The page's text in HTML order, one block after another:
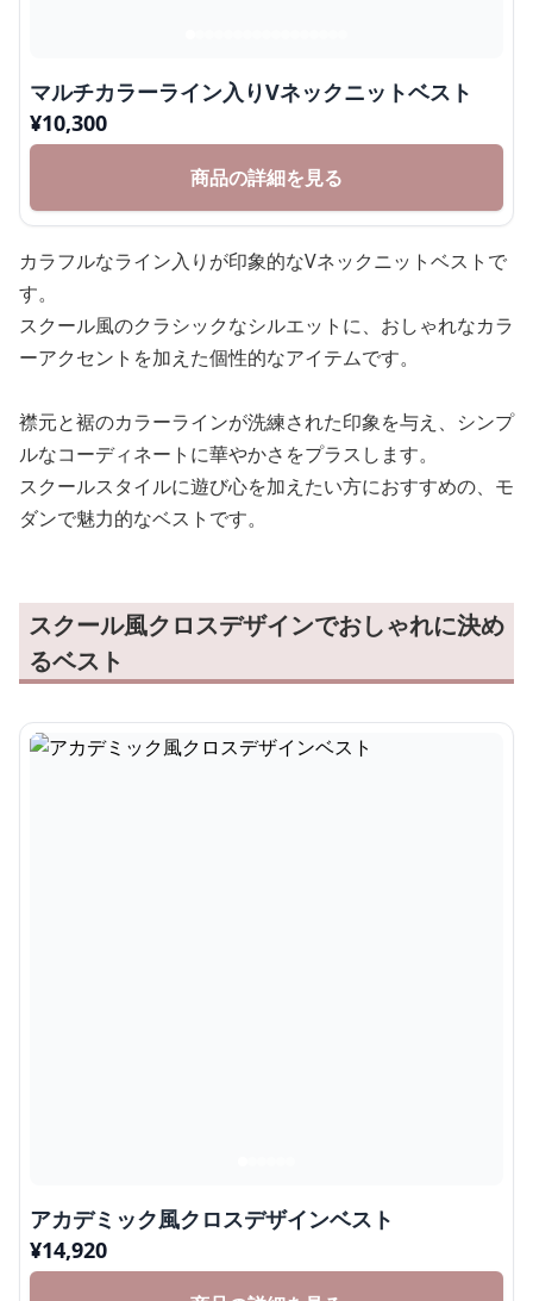
マルチカラーライン入りVネックニットベスト
¥10,300
商品の詳細を見る
カラフルなライン入りが印象的なVネックニットベストで
す。
スクール風のクラシックなシルエットに、おしゃれなカラ
ーアクセントを加えた個性的なアイテムです。
襟元と裾のカラーラインが洗練された印象を与え、シンプ
ルなコーディネートに華やかさをプラスします。
スクールスタイルに遊び心を加えたい方におすすめの、モ
ダンで魅力的なベストです。
スクール風クロスデザインでおしゃれに決め
るベスト
アカデミック風クロスデザインベスト
¥14,920